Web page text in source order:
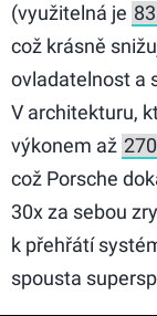
(využitelná je
což krásně
ovladatelnost a
V architekturu,
výkonem až
což Porsche
30x za sebou
k přehřátí
spousta